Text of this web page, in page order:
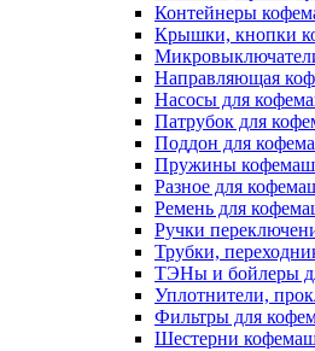
Контейнеры
Крышки, кнопки
Направляющая
Насосы для
Патрубок для
Поддон для
Пружины
Разное для
Ремень для
Ручки
Трубки,
ТЭНы и бойлеры
Уплотнители,
Фильтры для
Шестерни